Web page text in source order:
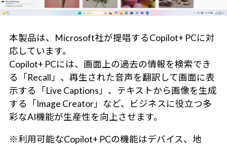
本製品は、Microsoft社が提唱するCopilot+ PCに対
応しています。
Copilot+ PCには、画面上の過去の情報を検索でき
る「Recall」、再生された音声を翻訳して画面に表
示する「Live Captions」、テキストから画像を生成
する「Image Creator」など、ビジネスに役立つ多
彩なAI機能が生産性を向上させます。
※利用可能なCopilot+ PCの機能はデバイス、地